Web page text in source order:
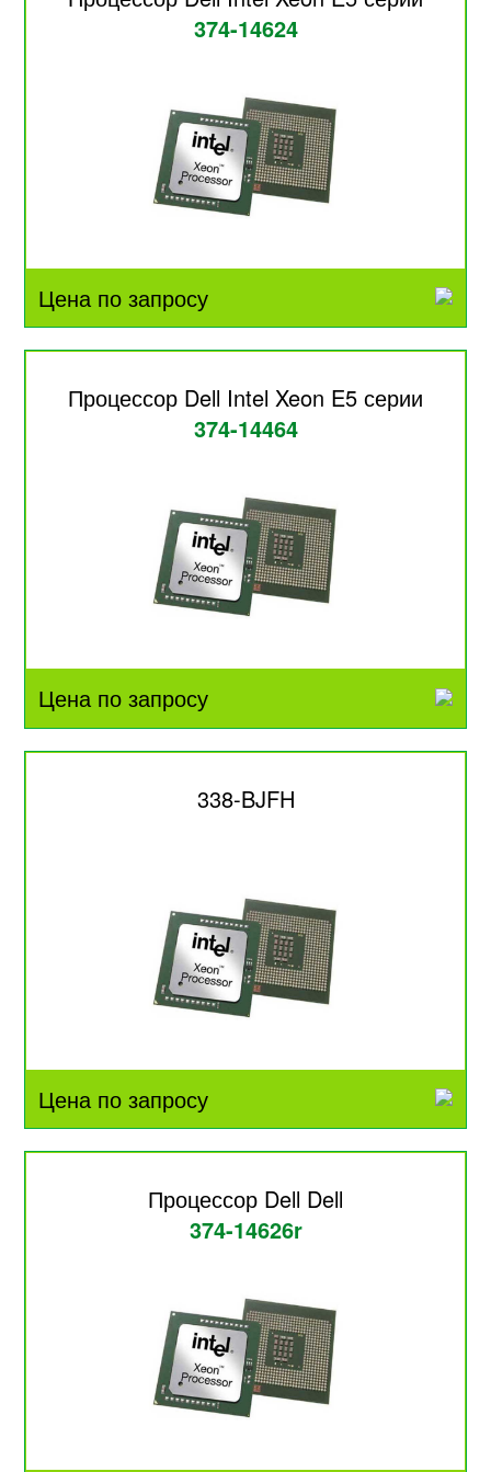
374-14624
Цена по запросу
Процессор Dell Intel Xeon E5 серии
374-14464
Цена по запросу
338-BJFH
Цена по запросу
Процессор Dell Dell
374-14626r